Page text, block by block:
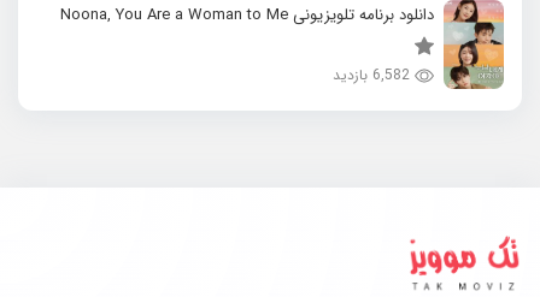
دانلود برنامه تلویزیونی Noona, You Are a Woman to Me
6,582 بازدید